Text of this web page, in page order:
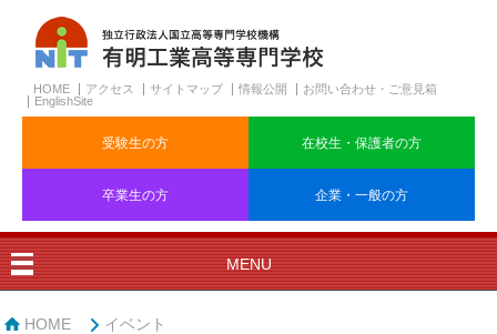
HOME アクセス サイトマップ 情報公開
お問い合わせ・ご意見箱
EnglishSite
受験生の方 在校生・保護者の方
卒業生の方 企業・一般の方
MENU
HOME イベント